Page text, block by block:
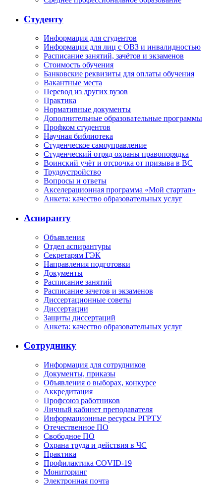
Студенту
Информация для студентов
Информация для лиц с ОВЗ и инвалидностью
Расписание занятий, зачётов и экзаменов
Стоимость обучения
Банковские реквизиты для оплаты обучения
Вакантные места
Перевод из других вузов
Практика
Нормативные документы
Дополнительные образовательные программы
Профком студентов
Научная библиотека
Студенческое самоуправление
Студенческий отряд охраны правопорядка
Воинский учёт и отсрочка от призыва в ВС
Трудоустройство
Вопросы и ответы
Акселерационная программа «Мой стартап»
Анкета: качество образовательных услуг
Аспиранту
Объявления
Отдел аспирантуры
Секретарям ГЭК
Направления подготовки
Документы
Расписание занятий
Расписание зачетов и экзаменов
Диссертационные советы
Диссертации
Защиты диссертаций
Анкета: качество образовательных услуг
Сотруднику
Информация для сотрудников
Документы, приказы
Объявления о выборах, конкурсе
Аккредитация
Профсоюз работников
Личный кабинет преподавателя
Информационные ресурсы РГРТУ
Отечественное ПО
Свободное ПО
Охрана труда и действия в ЧС
Практика
Профилактика COVID-19
Мониторинг
Электронная почта